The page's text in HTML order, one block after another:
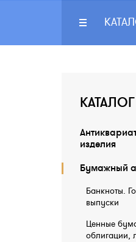
изделия
Бумажный
Банкноты.
выпуски
Ценные
облигации,